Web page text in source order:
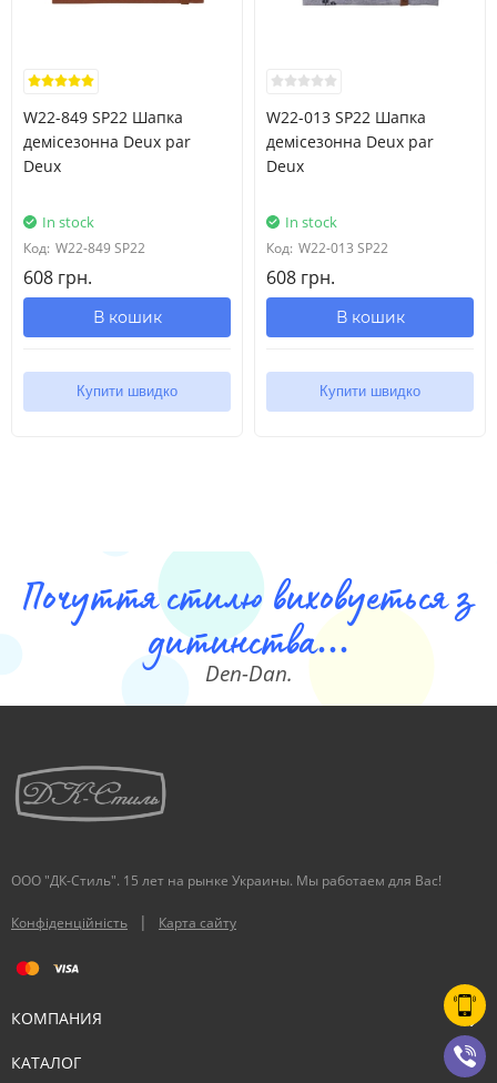
W22-849 SP22 Шапка
демісезонна Deux par
Deux
In stock
Код: W22-849 SP22
608 грн.
В кошик
Купити швидко
W22-013 SP22 Шапка
демісезонна Deux par
Deux
In stock
Код: W22-013 SP22
608 грн.
В кошик
Купити швидко
Почуття стилю виховуеться з
дитинства...
Den-Dan.
ООО "ДК-Стиль". 15 лет на рынке Украины. Мы работаем для Вас!
Конфіденційність | Карта сайту
КОМПАНИЯ
КАТАЛОГ